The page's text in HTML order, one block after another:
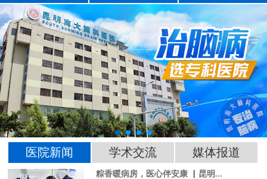
医院新闻 学术交流 媒体报道
粽香暖病房，医心伴安康 ▏昆明...